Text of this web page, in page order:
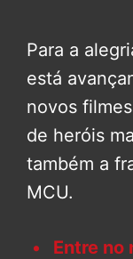
Para a
está
novos
de heróis
também a
MCU.
Entre no